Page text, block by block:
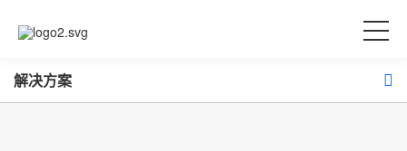
解决方案